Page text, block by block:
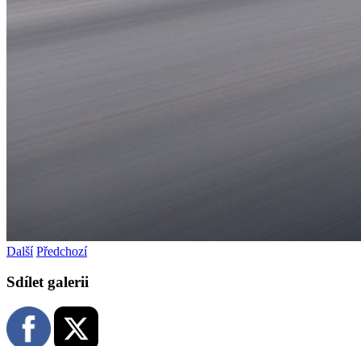
Další Předchozí
Sdílet galerii